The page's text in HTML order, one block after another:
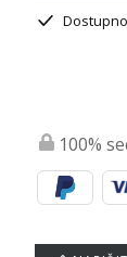
Dostupno
100%